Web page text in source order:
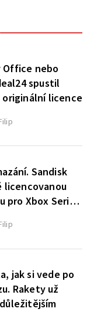
nebo
spustil
licence
Sandisk
licencovanou
pro Xbox Series
jak si vede po
Rakety už